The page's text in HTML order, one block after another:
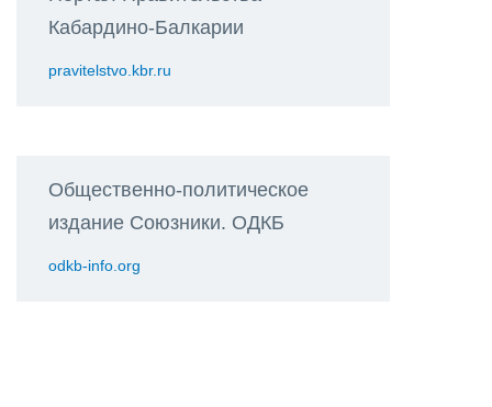
Кабардино-Балкарии
pravitelstvo.kbr.ru
Общественно-политическое
издание Союзники. ОДКБ
odkb-info.org